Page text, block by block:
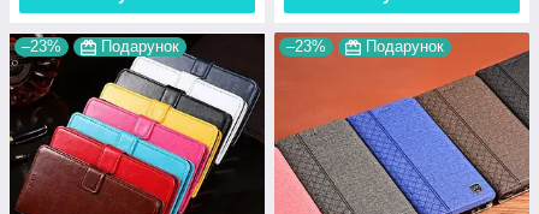
–23% Подарунок –23% Подарунок